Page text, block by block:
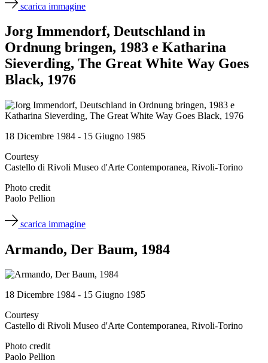
scarica immagine
Jorg Immendorf, Deutschland in
Ordnung bringen, 1983 e Katharina
Sieverding, The Great White Way Goes
Black, 1976
18 Dicembre 1984 - 15 Giugno 1985
Courtesy
Castello di Rivoli Museo d'Arte Contemporanea, Rivoli-Torino
Photo credit
Paolo Pellion
scarica immagine
Armando, Der Baum, 1984
18 Dicembre 1984 - 15 Giugno 1985
Courtesy
Castello di Rivoli Museo d'Arte Contemporanea, Rivoli-Torino
Photo credit
Paolo Pellion